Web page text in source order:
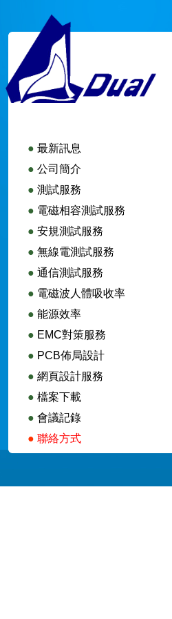
● 最新訊息
● 公司簡介
● 測試服務
● 電磁相容測試服務
● 安規測試服務
● 無線電測試服務
● 通信測試服務
● 電磁波人體吸收率
● 能源效率
● EMC對策服務
● PCB佈局設計
● 網頁設計服務
● 檔案下載
● 會議記錄
● 聯絡方式